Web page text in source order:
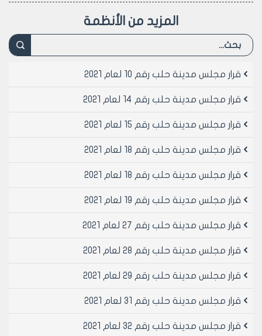
10. تسدد نسبه 10% كل ثلاثه اشهر من رسوم الحجز للاليات
المكتب التنفيذي لمجلس المدينه النافذه وذلك بموجب
مجلس المدينه
11. تمنح الموافقه من قبل مديريه النقل الداخلي لدى
12. يحق لمجلس المدينه الغاء الموافقه الممنوحه في حال
مادة 2- ينشر هذا القرار في لوحة إعلانات مجلس مدينة
رئيس مجلس مدينة حلب
المزيد من الأنظمة
قرار مجلس مدينة حلب رقم 10 لعام 2021
قرار مجلس مدينة حلب رقم 14 لعام 2021
قرار مجلس مدينة حلب رقم 15 لعام 2021
قرار مجلس مدينة حلب رقم 18 لعام 2021
قرار مجلس مدينة حلب رقم 18 لعام 2021
قرار مجلس مدينة حلب رقم 19 لعام 2021
قرار مجلس مدينة حلب رقم 27 لعام 2021
قرار مجلس مدينة حلب رقم 28 لعام 2021
قرار مجلس مدينة حلب رقم 29 لعام 2021
قرار مجلس مدينة حلب رقم 31 لعام 2021
قرار مجلس مدينة حلب رقم 32 لعام 2021